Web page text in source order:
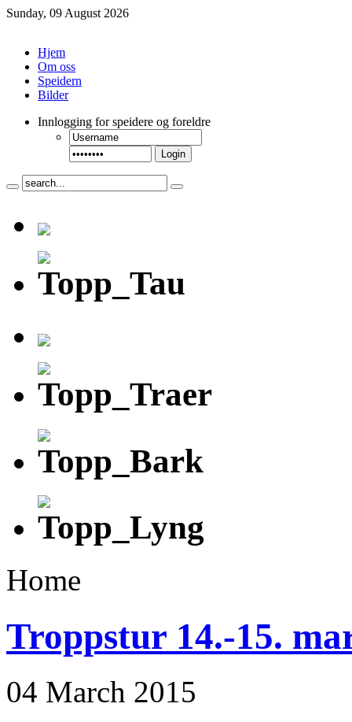
Sunday, 09 August 2026
Hjem
Om oss
Speidern
Bilder
Innlogging for speidere og foreldre
Login
Home
Troppstur 14.-15.
04 March 2015